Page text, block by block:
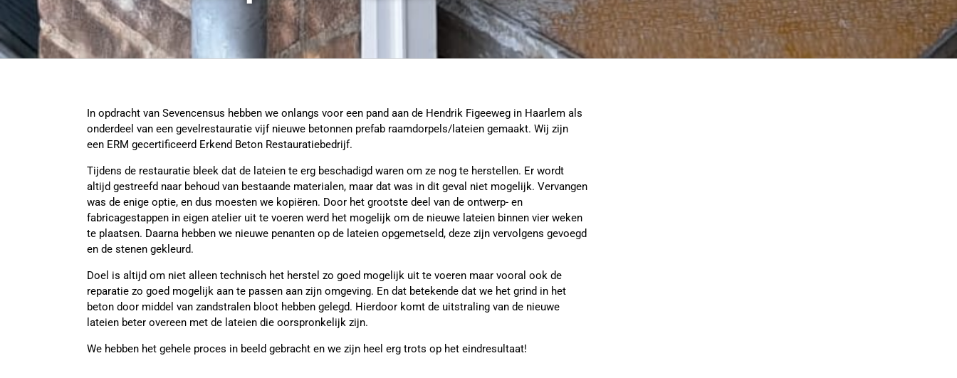
In opdracht van Sevencensus hebben we onlangs voor een pand aan de Hendrik Figeeweg in Haarlem als
onderdeel van een gevelrestauratie vijf nieuwe betonnen prefab raamdorpels/lateien gemaakt. Wij zijn
een ERM gecertificeerd Erkend Beton Restauratiebedrijf.
Tijdens de restauratie bleek dat de lateien te erg beschadigd waren om ze nog te herstellen. Er wordt
altijd gestreefd naar behoud van bestaande materialen, maar dat was in dit geval niet mogelijk. Vervangen
was de enige optie, en dus moesten we kopiëren. Door het grootste deel van de ontwerp- en
fabricagestappen in eigen atelier uit te voeren werd het mogelijk om de nieuwe lateien binnen vier weken
te plaatsen. Daarna hebben we nieuwe penanten op de lateien opgemetseld, deze zijn vervolgens gevoegd
en de stenen gekleurd.
Doel is altijd om niet alleen technisch het herstel zo goed mogelijk uit te voeren maar vooral ook de
reparatie zo goed mogelijk aan te passen aan zijn omgeving. En dat betekende dat we het grind in het
beton door middel van zandstralen bloot hebben gelegd. Hierdoor komt de uitstraling van de nieuwe
lateien beter overeen met de lateien die oorspronkelijk zijn.
We hebben het gehele proces in beeld gebracht en we zijn heel erg trots op het eindresultaat!